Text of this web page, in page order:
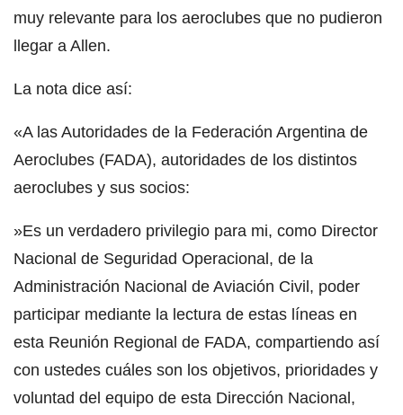
muy relevante para los aeroclubes que no pudieron
llegar a Allen.
La nota dice así:
«A las Autoridades de la Federación Argentina de
Aeroclubes (FADA), autoridades de los distintos
aeroclubes y sus socios:
»Es un verdadero privilegio para mi, como Director
Nacional de Seguridad Operacional, de la
Administración Nacional de Aviación Civil, poder
participar mediante la lectura de estas líneas en
esta Reunión Regional de FADA, compartiendo así
con ustedes cuáles son los objetivos, prioridades y
voluntad del equipo de esta Dirección Nacional,